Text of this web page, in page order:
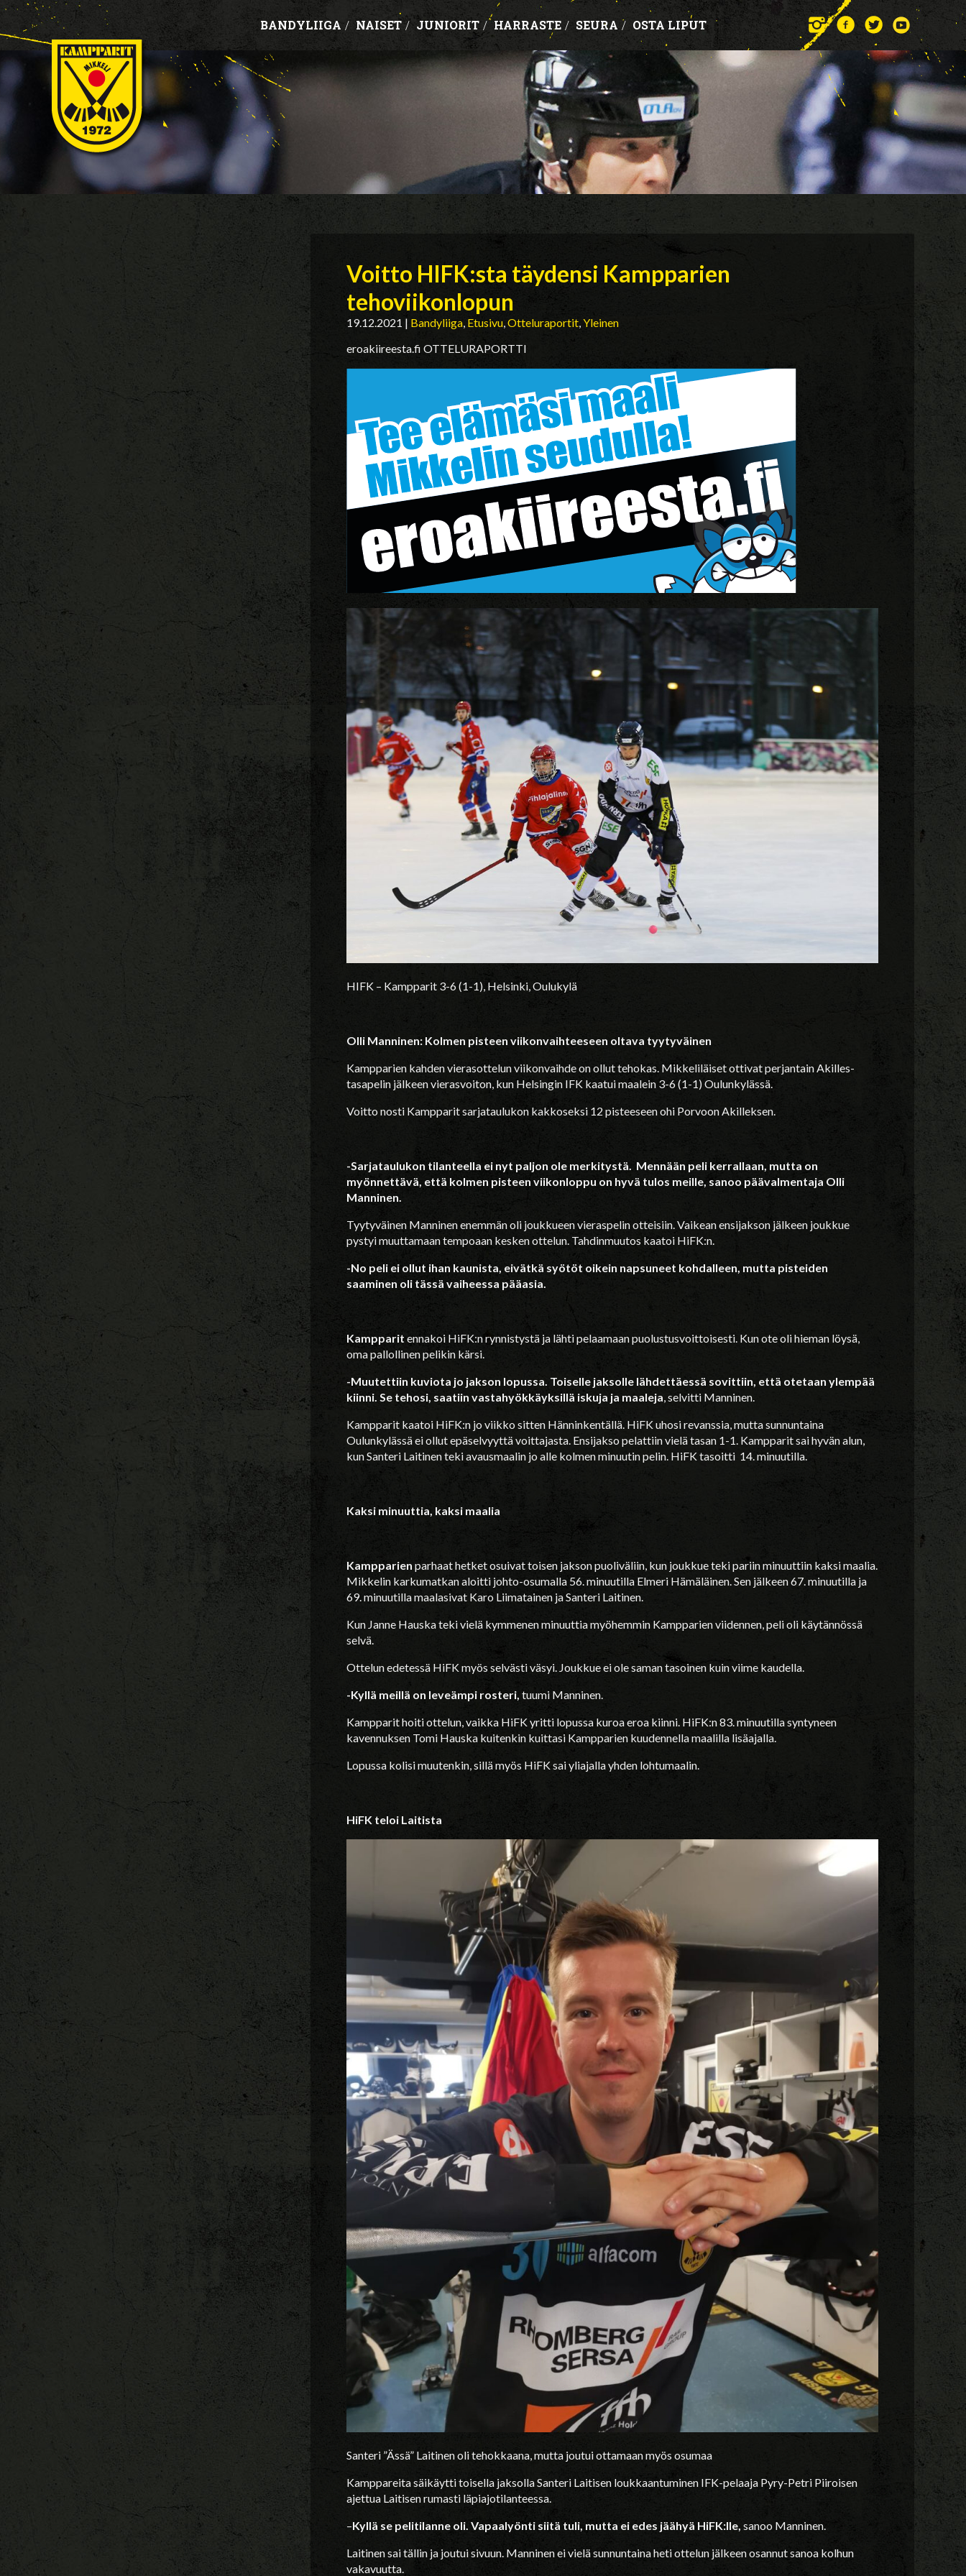
BANDYLIIGA / NAISET / JUNIORIT / HARRASTE / SEURA / OSTA LIPUT
Voitto HIFK:sta täydensi Kampparien
tehoviikonlopun
19.12.2021 | Bandyliiga, Etusivu,Otteluraportit,Yleinen
eroakiireesta.fi OTTELURAPORTTI
HIFK – Kampparit 3-6 (1-1), Helsinki, Oulukylä
Olli Manninen: Kolmen pisteen viikonvaihteeseen oltava tyytyväinen
Kampparien kahden vierasottelun viikonvaihde on ollut tehokas. Mikkeliläiset ottivat perjantain Akilles-
tasapelin jälkeen vierasvoiton, kun Helsingin IFK kaatui maalein 3-6 (1-1) Oulunkylässä.
Voitto nosti Kampparit sarjataulukon kakkoseksi 12 pisteeseen ohi Porvoon Akilleksen.
-Sarjataulukon tilanteella ei nyt paljon ole merkitystä. Mennään peli kerrallaan, mutta on
myönnettävä, että kolmen pisteen viikonloppu on hyvä tulos meille, sanoo päävalmentaja Olli
Manninen.
Tyytyväinen Manninen enemmän oli joukkueen vieraspelin otteisiin. Vaikean ensijakson jälkeen joukkue
pystyi muuttamaan tempoaan kesken ottelun. Tahdinmuutos kaatoi HiFK:n.
-No peli ei ollut ihan kaunista, eivätkä syötöt oikein napsuneet kohdalleen, mutta pisteiden
saaminen oli tässä vaiheessa pääasia.
Kampparit ennakoi HiFK:n rynnistystä ja lähti pelaamaan puolustusvoittoisesti. Kun ote oli hieman löysä,
oma pallollinen pelikin kärsi.
-Muutettiin kuviota jo jakson lopussa. Toiselle jaksolle lähdettäessä sovittiin, että otetaan ylempää
kiinni. Se tehosi, saatiin vastahyökkäyksillä iskuja ja maaleja, selvitti Manninen.
Kampparit kaatoi HiFK:n jo viikko sitten Hänninkentällä. HiFK uhosi revanssia, mutta sunnuntaina
Oulunkylässä ei ollut epäselvyyttä voittajasta. Ensijakso pelattiin vielä tasan 1-1. Kampparit sai hyvän alun,
kun Santeri Laitinen teki avausmaalin jo alle kolmen minuutin pelin. HiFK tasoitti 14. minuutilla.
Kaksi minuuttia, kaksi maalia
Kampparien parhaat hetket osuivat toisen jakson puoliväliin, kun joukkue teki pariin minuuttiin kaksi maalia.
Mikkelin karkumatkan aloitti johto-osumalla 56. minuutilla Elmeri Hämäläinen. Sen jälkeen 67. minuutilla ja
69. minuutilla maalasivat Karo Liimatainen ja Santeri Laitinen.
Kun Janne Hauska teki vielä kymmenen minuuttia myöhemmin Kampparien viidennen, peli oli käytännössä
selvä.
Ottelun edetessä HiFK myös selvästi väsyi. Joukkue ei ole saman tasoinen kuin viime kaudella.
-Kyllä meillä on leveämpi rosteri, tuumi Manninen.
Kampparit hoiti ottelun, vaikka HiFK yritti lopussa kuroa eroa kiinni. HiFK:n 83. minuutilla syntyneen
kavennuksen Tomi Hauska kuitenkin kuittasi Kampparien kuudennella maalilla lisäajalla.
Lopussa kolisi muutenkin, sillä myös HiFK sai yliajalla yhden lohtumaalin.
HiFK teloi Laitista
Santeri ”Ässä” Laitinen oli tehokkaana, mutta joutui ottamaan myös osumaa
Kamppareita säikäytti toisella jaksolla Santeri Laitisen loukkaantuminen IFK-pelaaja Pyry-Petri Piiroisen
ajettua Laitisen rumasti läpiajotilanteessa.
–Kyllä se pelitilanne oli. Vapaalyönti siitä tuli, mutta ei edes jäähyä HiFK:lle, sanoo Manninen.
Laitinen sai tällin ja joutui sivuun. Manninen ei vielä sunnuntaina heti ottelun jälkeen osannut sanoa kolhun
vakavuutta.